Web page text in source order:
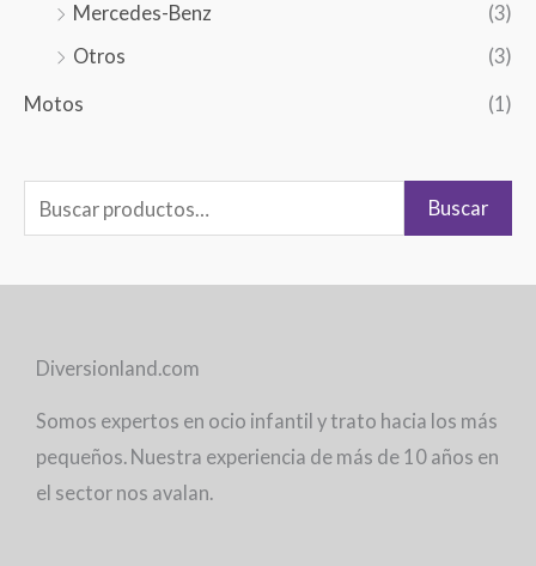
Mercedes-Benz
(3)
Otros
(3)
Motos (1)
:
Buscar
Diversionland.com
Somos expertos en ocio infantil y trato hacia los más
pequeños. Nuestra experiencia de más de 10 años en
el sector nos avalan.